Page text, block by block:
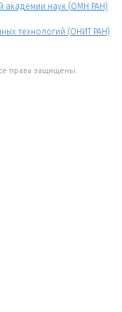
академии наук (ОМН РАН)
технологий (ОНИТ РАН)
права защищены.